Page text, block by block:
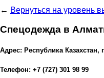
← Вернуться на уровень
Спецодежда в
Адрес: Республика
Телефон: +7 (727) 301 98 99